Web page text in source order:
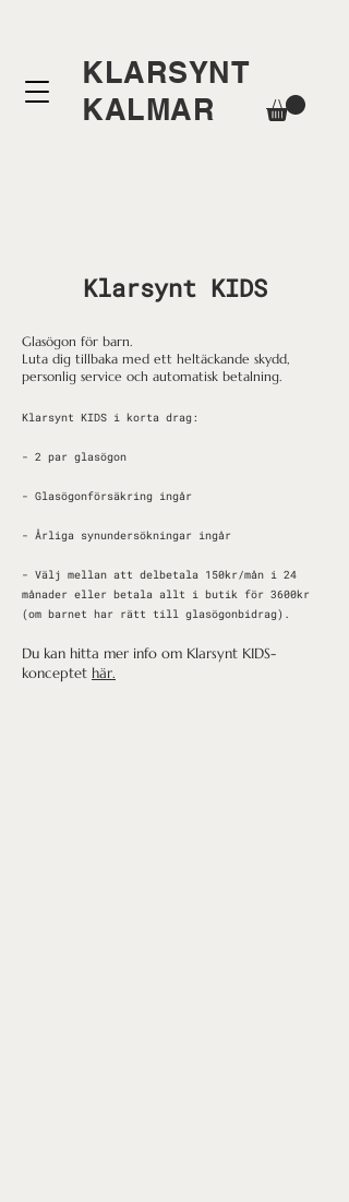
KLARSYNT
KALMAR
Klarsynt KIDS
Glasögon för barn.
Luta dig tillbaka med ett heltäckande skydd,
personlig service och automatisk betalning.
Klarsynt KIDS i korta drag:
- 2 par glasögon
- Glasögonförsäkring ingår
- Årliga synundersökningar ingår
- Välj mellan att delbetala 150kr/mån i 24
månader eller betala allt i butik för 3600kr
(om barnet har rätt till glasögonbidrag).
Du kan hitta mer info om Klarsynt KIDS-
konceptet här.